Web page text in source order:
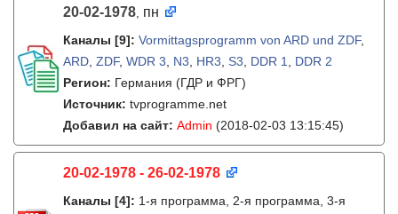
20-02-1978, пн
Каналы [9]: Vormittagsprogramm von ARD und ZDF,
ARD ZDF, WDR 3 N3 HR3 S3 DDR 1
DDR 2
Регион: Германия (ГДР и ФРГ)
Источник: tvprogramme.net
Добавил на сайт: Admin (2018-02-03 13:15:45)
20-02-1978 - 26-02-1978
Каналы [4]: 1-я программа, 2-я программа, 3-я